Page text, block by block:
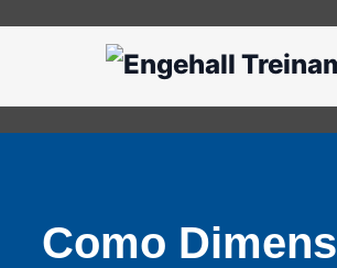
Como